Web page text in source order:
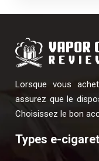
Lorsque vous
assurez que le
Choisissez le bon
Types e-